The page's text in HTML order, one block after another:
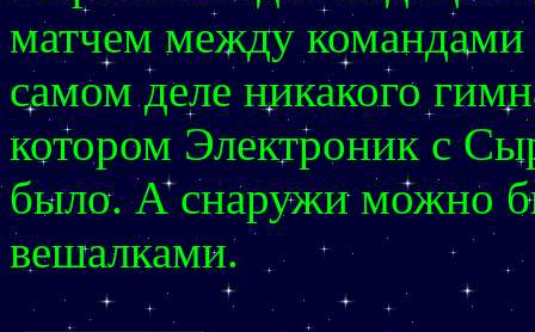
матчем между
самом деле никакого
котором Электроник с
было. А снаружи можно
вешалками.